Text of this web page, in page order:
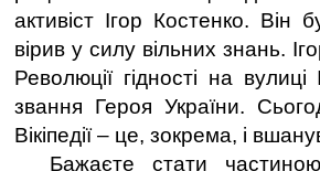
активіст Ігор Костенко. Він
вірив у силу вільних знань.
Революції гідності на
звання Героя України.
Вікіпедії – це, зокрема, і
Бажаєте стати частиною